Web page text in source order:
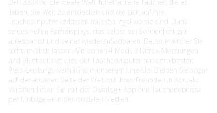
Der i330R ist die ideale Wahl für erfahrene Taucher, die es
lieben, die Welt zu entdecken und die sich auf ihre
Tauchcomputer verlassen müssen, egal wo sie sind. Dank
seines hellen Farbdisplays, das selbst bei Sonnenlicht gut
ablesbar ist und seiner wiederaufladbaren. Batterie wird er Sie
nicht im Stich lassen. Mit seinen 4 Modi, 3 Nitrox-Mischungen
und Bluetooth ist dies der Tauchcomputer mit dem besten
Preis-Leistungs-Verhältnis in unserem Line-Up. Bleiben Sie sogar
auf der anderen Seite der Welt mit Ihren Freunden in Kontakt.
Veröffentlichen Sie mit der Diverlog+ App Ihre Taucherlebnisse
per Mobilgerät in den sozialen Medien.